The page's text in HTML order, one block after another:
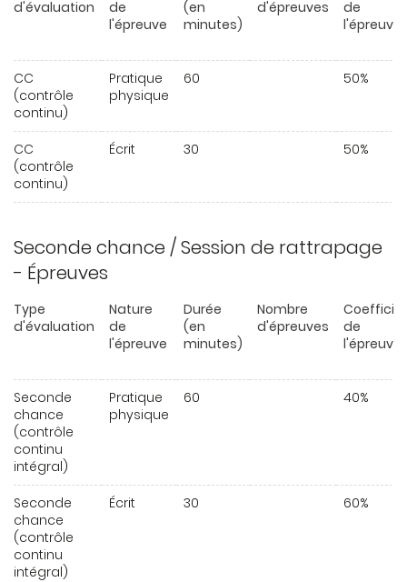
d'évaluation
de
l'épreuve
(en
minutes)
d'épreuves
de
l'épreuve
CC
(contrôle
continu)
Pratique
physique
60 50%
CC
(contrôle
continu)
Écrit 30 50%
Seconde chance / Session de rattrapage
- Épreuves
Type
d'évaluation
Nature
de
l'épreuve
Durée
(en
minutes)
Nombre
d'épreuves
de
l'épreuve
Seconde
chance
(contrôle
continu
intégral)
Pratique
physique
60 40%
Seconde
chance
(contrôle
continu
intégral)
Écrit 30 60%